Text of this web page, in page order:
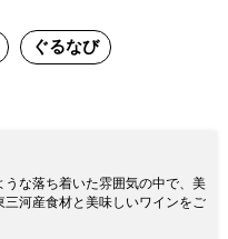
ぐるなび
うな落ち着いた雰囲気の中で、美
三河産食材と美味しいワインをご